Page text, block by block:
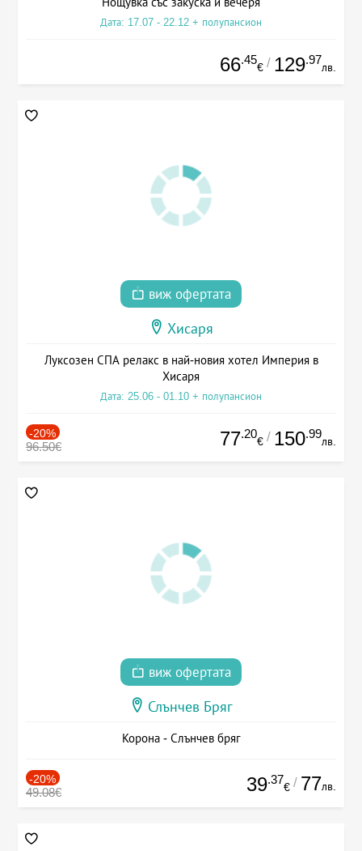
Дата: 17.07 - 22.12 + полупансион
66.45
€ / 129.97
лв.
виж офертата
Хисаря
Луксозен СПА релакс в най-новия хотел Империя в
Хисаря
Дата: 25.06 - 01.10 + полупансион
-20%
96.50€ 77.20
€ / 150.99
лв.
виж офертата
Слънчев Бряг
Корона - Слънчев бряг
-20%
49.08€ 39.37
€ / 77лв.